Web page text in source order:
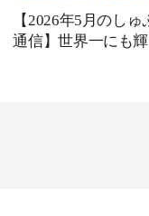
【2026年5月のしゅ
通信】世界一にも